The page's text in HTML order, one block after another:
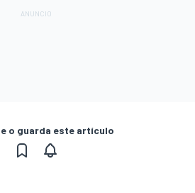
o guarda este artículo